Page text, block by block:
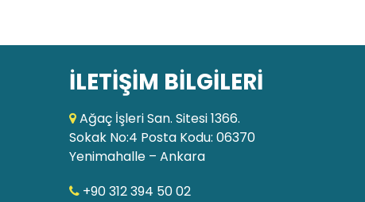
İLETİŞİM BİLGİLERİ
Ağaç İşleri San. Sitesi 1366.
Sokak No:4 Posta Kodu: 06370
Yenimahalle – Ankara
+90 312 394 50 02